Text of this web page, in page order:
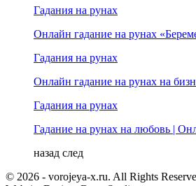
Гадания на рунах
Онлайн гадание на рунах
Гадания на рунах
Онлайн гадание на рунах на
Гадания на рунах
Гадание на рунах на любовь |
назад след
© 2026 - vorojeya-x.ru. All Rights